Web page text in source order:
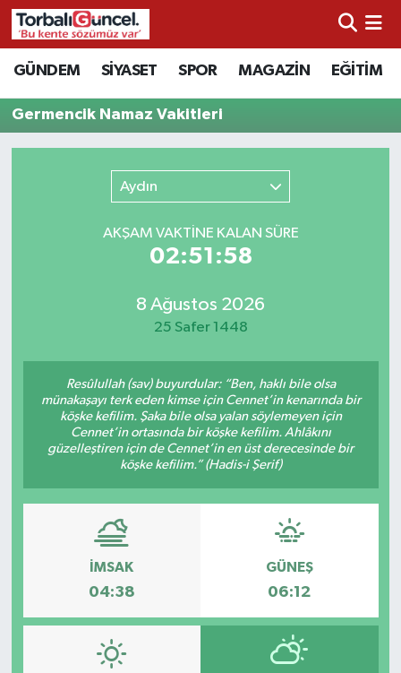
GÜNDEM SİYASET SPOR MAGAZİN EĞİTİM
Germencik Namaz Vakitleri
Aydın
AKŞAM VAKTİNE KALAN SÜRE
02:51:58
8 Ağustos 2026
25 Safer 1448
Resûlullah (sav) buyurdular: “Ben, haklı bile olsa
münakaşayı terk eden kimse için Cennet’in kenarında bir
köşke kefilim. Şaka bile olsa yalan söylemeyen için
Cennet’in ortasında bir köşke kefilim. Ahlâkını
güzelleştiren için de Cennet’in en üst derecesinde bir
köşke kefilim.” (Hadis-i Şerif)
İMSAK
04:38
GÜNEŞ
06:12
İzmir Nöbetçi Eczaneler
İzmir Hava Durumu
İzmir Trafik Yoğunluk Haritası
Süper Lig Puan Durumu ve Fikstür
Tüm Manşetler
Haber Arşivi